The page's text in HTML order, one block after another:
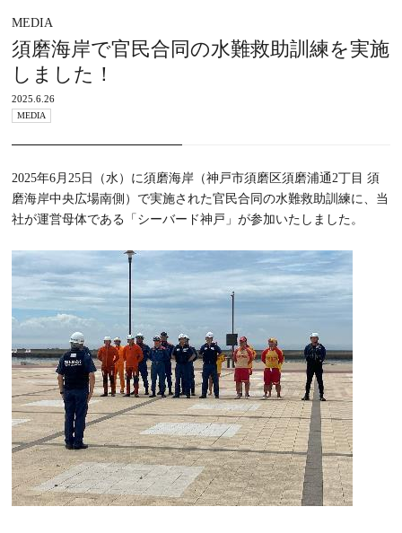
MEDIA
須磨海岸で官民合同の水難救助訓練を実施
しました！
2025.6.26
MEDIA
2025年6月25日（水）に須磨海岸（神戸市須磨区須磨浦通2丁目 須
磨海岸中央広場南側）で実施された官民合同の水難救助訓練に、当
社が運営母体である「シーバード神戸」が参加いたしました。